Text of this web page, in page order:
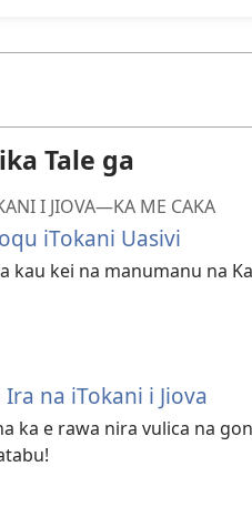
Tale ga
I JIOVA​—KA ME CAKA
iTokani Uasivi
kau kei na manumanu na
Ira na iTokani i Jiova
ka e rawa nira vulica na